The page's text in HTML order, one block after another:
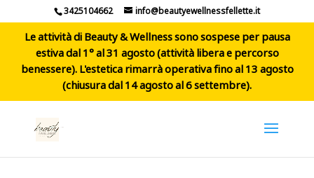
3425104662 info@beautyewellnessfellette.it
Le attività di Beauty & Wellness sono sospese per pausa
estiva dal 1° al 31 agosto (attività libera e percorso
benessere). L'estetica rimarrà operativa fino al 13 agosto
(chiusura dal 14 agosto al 6 settembre).